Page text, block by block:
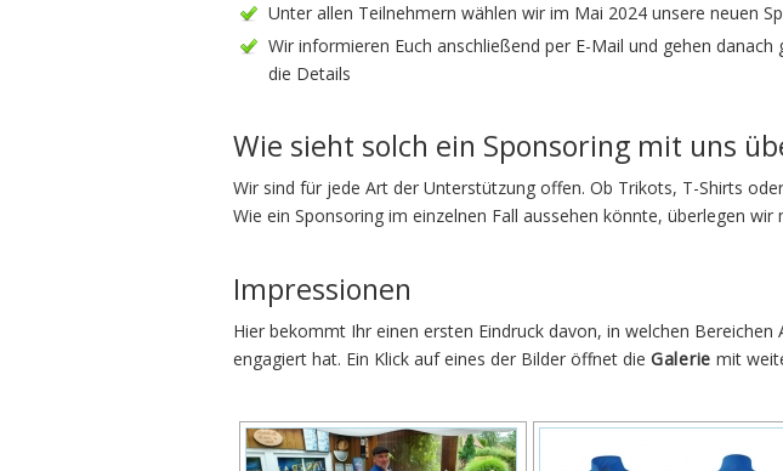
Unter allen Teilnehmern wählen wir im Mai 2024 unsere neuen
Wir informieren Euch anschließend per E-Mail und gehen danach
die Details
Wie sieht solch ein Sponsoring mit uns
Wir sind für jede Art der Unterstützung offen. Ob Trikots, T-Shirts
Wie ein Sponsoring im einzelnen Fall aussehen könnte, überlegen wir
Impressionen
Hier bekommt Ihr einen ersten Eindruck davon, in welchen Bereichen
engagiert hat. Ein Klick auf eines der Bilder öffnet die Galerie mit